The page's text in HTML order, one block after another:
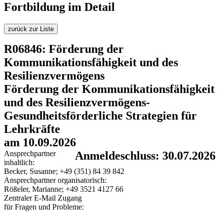
Fortbildung im Detail
zurück zur Liste
R06846: Förderung der
Kommunikationsfähigkeit und des
Resilienzvermögens
Förderung der Kommunikationsfähigkeit
und des Resilienzvermögens-
Gesundheitsförderliche Strategien für
Lehrkräfte
am 10.09.2026
Anmeldeschluss: 30.07.2026
Ansprechpartner
inhaltlich:
Becker, Susanne; +49 (351) 84 39 842
Ansprechpartner organisatorisch:
Rößeler, Marianne; +49 3521 4127 66
Zentraler E-Mail Zugang
für Fragen und Probleme: